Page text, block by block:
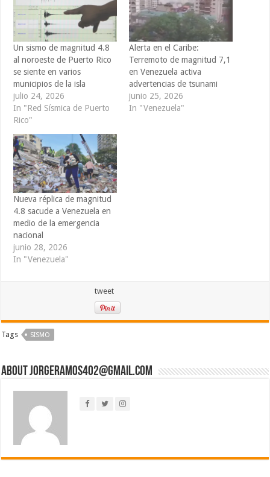
Un sismo de magnitud 4.8
al noroeste de Puerto Rico
se siente en varios
municipios de la isla
julio 24, 2026
In "Red Sísmica de Puerto
Rico"
Alerta en el Caribe:
Terremoto de magnitud 7,1
en Venezuela activa
advertencias de tsunami
junio 25, 2026
In "Venezuela"
Nueva réplica de magnitud
4.8 sacude a Venezuela en
medio de la emergencia
nacional
junio 28, 2026
In "Venezuela"
tweet
Tags SISMO
About jorgeramos402@gmail.com